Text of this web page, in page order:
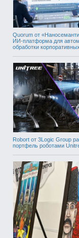
Quorum от
ИИ-платформа для
обработки
Robort от 3Logic Group
портфель роботами